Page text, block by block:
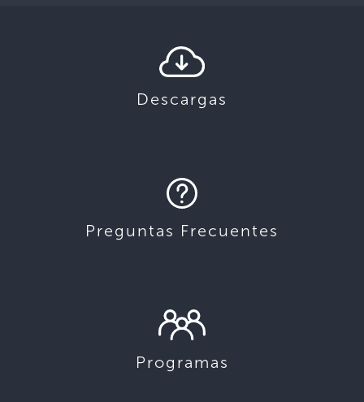
Descargas
Preguntas Frecuentes
Programas